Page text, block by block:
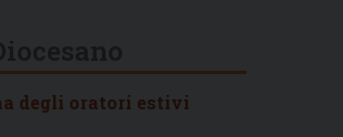
degli oratori estivi